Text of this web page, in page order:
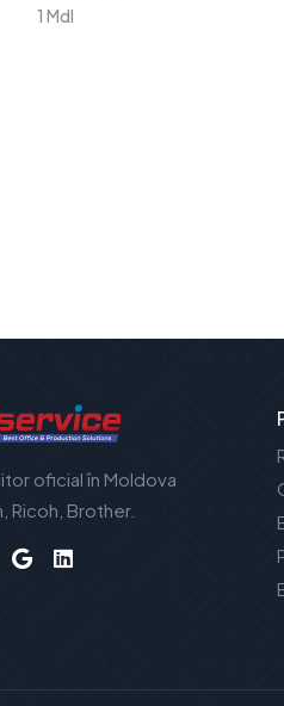
1 Mdl
oficial în Moldova
Ricoh, Brother.